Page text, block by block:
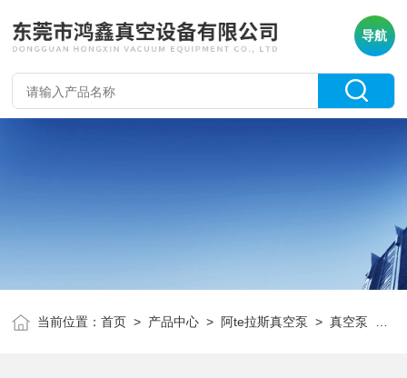
导航
当前位置：首页 > 产品中心 > 阿te拉斯真空泵 >真空泵